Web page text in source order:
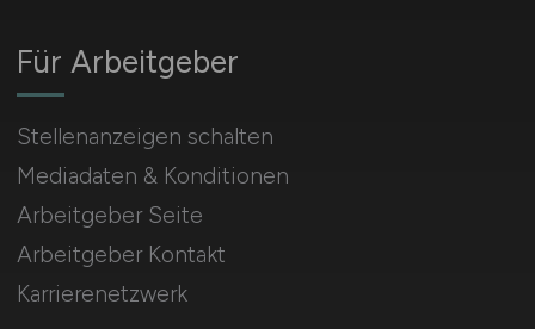
Für Arbeitgeber
Stellenanzeigen schalten
Mediadaten & Konditionen
Arbeitgeber Seite
Arbeitgeber Kontakt
Karrierenetzwerk